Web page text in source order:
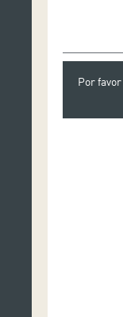
Por favor